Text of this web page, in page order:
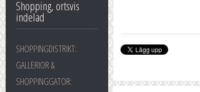
Shopping, ortsvis
indelad
SHOPPINGDISTRIKT:
GALLERIOR &
SHOPPINGGATOR: